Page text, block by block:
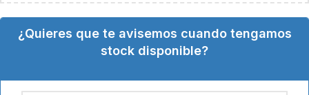
¿Quieres que te avisemos cuando tengamos
stock disponible?